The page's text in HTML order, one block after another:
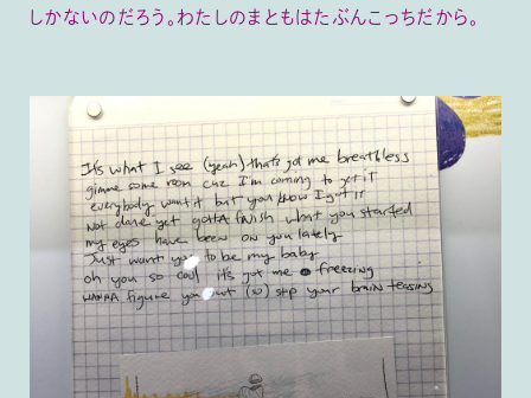
しかないのだろう。わたしのまともはたぶんこっちだから。